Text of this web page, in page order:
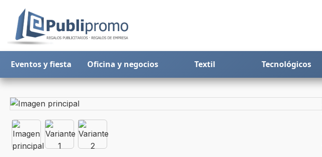
Eventos y fiesta Oficina y negocios Textil Tecnológicos